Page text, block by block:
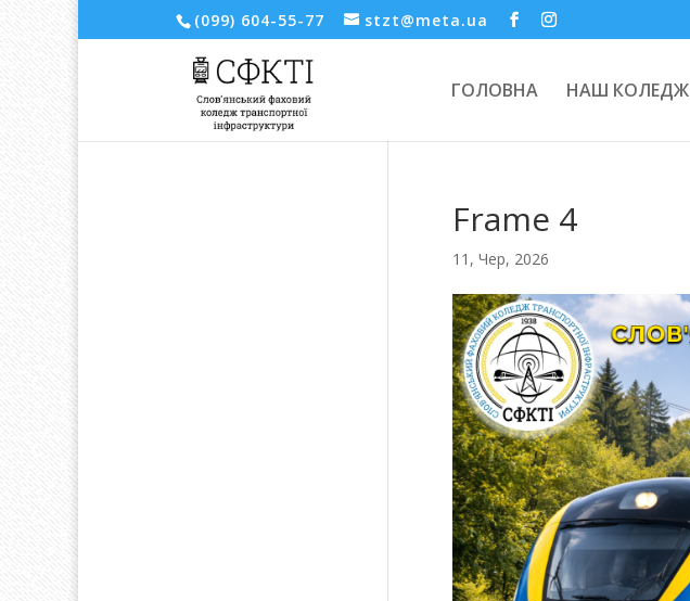
(099) 604-55-77 stzt@meta.ua
ГОЛОВНА НАШ КОЛЕДЖ
Frame 4
11, Чер, 2026